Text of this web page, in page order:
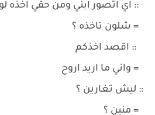
:: اي اتصور ابني ومن حقي اخذه
= شلون تاخذه ؟
:: اقصد اخذكم
= واني ما اريد اروح
:: ليش تغارين ؟
= منين ؟